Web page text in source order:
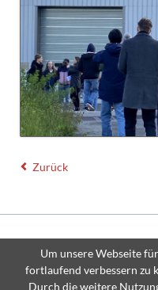
Zurück
reserved.
Navigation
Sitemap Impressum
Um unsere Webseite
fortlaufend verbessern zu
Durch die weitere